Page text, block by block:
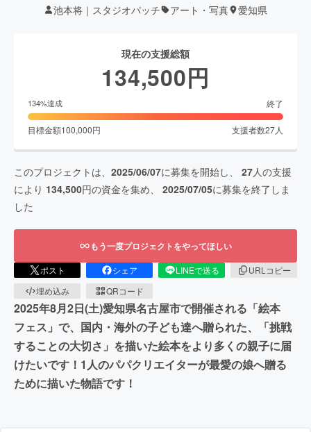
池本将｜スタジオパッチ アート・写真 愛知県
現在の支援総額
134,500円
134%達成 終了
目標金額100,000円 支援者数27人
このプロジェクトは、 2025/06/07に募集を開始し、 27人の支援
により 134,500円の資金を集め、 2025/07/05に募集を終了しま
した
もう一度プロジェクトをやってほしい
ポスト シェア LINEで送る
URLコピー
埋め込み
QRコード
2025年8月2日(土)愛知県名古屋市で開催される「絵本
フェス」で、国内・海外の子ども達へ贈られた、「挑戦
することの大切さ」を描いた絵本をより多くの親子に届
けたいです！1人のパパクリエイターが最愛の娘へ贈る
ために描いた物語です！